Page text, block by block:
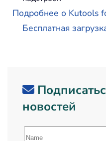
Подробнее о Kutools
Бесплатная
новостей